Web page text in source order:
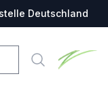
Deutschland
Suche